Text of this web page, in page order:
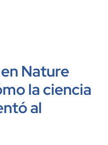
Nature
la ciencia
al